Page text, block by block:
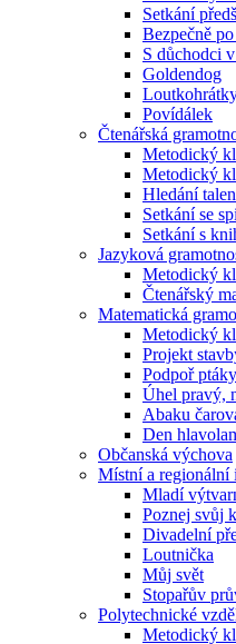
Setkání
Bezpečně
S důchodci
Goldendog
Povídálek
Čtenářská
Metodický
Metodický
Hledání
Setkání se
Setkání s
Jazyková
Metodický
Čtenářský
Matematická
Metodický
Projekt
Podpoř
Úhel pravý,
Abaku
Den
Občanská výchova
Místní a regionální
Mladí
Poznej svůj
Divadelní
Loutnička
Můj svět
Stopařův
Polytechnické
Metodický